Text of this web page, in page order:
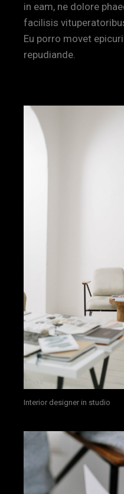
in eam, ne dolore
facilisis
Eu porro movet
repudiande.
Interior designer in studio